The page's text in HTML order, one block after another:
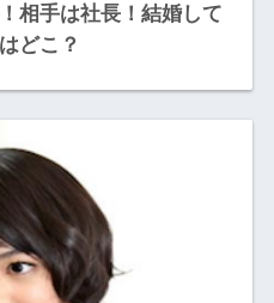
相手は社長！結婚して
どこ？